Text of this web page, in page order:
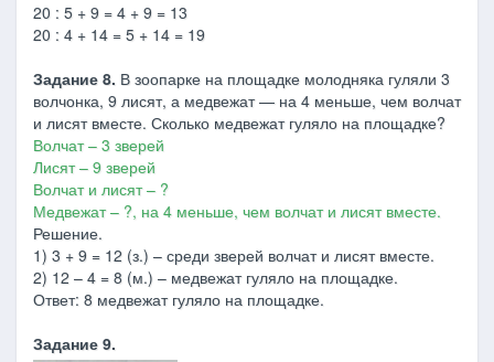
20 : 5 + 9 = 4 + 9 = 13
20 : 4 + 14 = 5 + 14 = 19
Задание 8. В зоопарке на площадке молодняка гуляли 3
волчонка, 9 лисят, а медвежат — на 4 меньше, чем волчат
и лисят вместе. Сколько медвежат гуляло на площадке?
Волчат – 3 зверей
Лисят – 9 зверей
Волчат и лисят – ?
Медвежат – ?, на 4 меньше, чем волчат и лисят вместе.
Решение.
1) 3 + 9 = 12 (з.) – среди зверей волчат и лисят вместе.
2) 12 – 4 = 8 (м.) – медвежат гуляло на площадке.
Ответ: 8 медвежат гуляло на площадке.
Задание 9.